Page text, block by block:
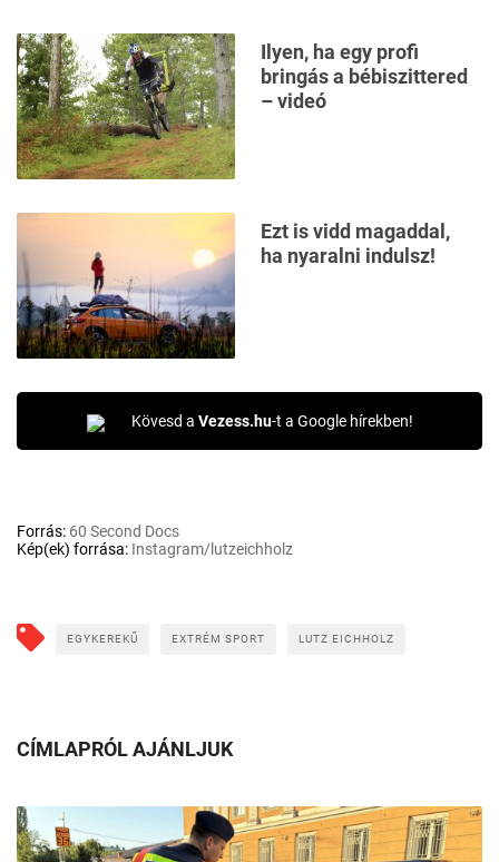
Ilyen, ha egy profi
bringás a bébiszittered
– videó
Ezt is vidd magaddal,
ha nyaralni indulsz!
Kövesd a Vezess.hu-t a Google hírekben!
Forrás: 60 Second Docs
Kép(ek) forrása: Instagram/lutzeichholz
EGYKEREKŰ EXTRÉM SPORT LUTZ EICHHOLZ
CÍMLAPRÓL AJÁNLJUK